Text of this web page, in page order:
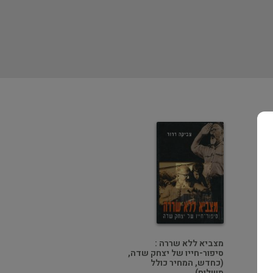
מצביא ללא שררה :
סיפור-חייו של יצחק שדה,
(כחדש, המחיר כולל